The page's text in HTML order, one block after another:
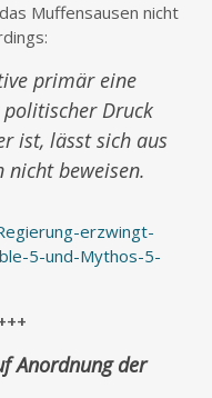
Muffensausen nicht
primär eine
Druck
ist, lässt sich aus
nicht beweisen.
erzwingt-
5-und-Mythos-5-
Anordnung der